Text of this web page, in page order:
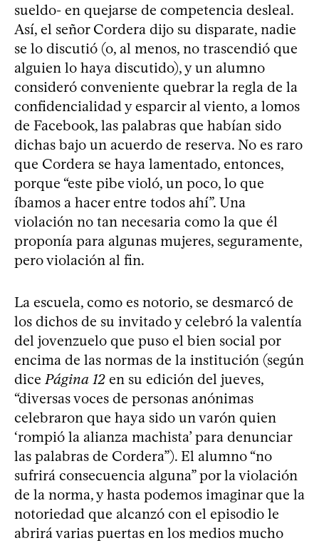
sueldo- en quejarse de competencia desleal.
Así, el señor Cordera dijo su disparate, nadie
se lo discutió (o, al menos, no trascendió que
alguien lo haya discutido), y un alumno
consideró conveniente quebrar la regla de la
confidencialidad y esparcir al viento, a lomos
de Facebook, las palabras que habían sido
dichas bajo un acuerdo de reserva. No es raro
que Cordera se haya lamentado, entonces,
porque “este pibe violó, un poco, lo que
íbamos a hacer entre todos ahí”. Una
violación no tan necesaria como la que él
proponía para algunas mujeres, seguramente,
pero violación al fin.
La escuela, como es notorio, se desmarcó de
los dichos de su invitado y celebró la valentía
del jovenzuelo que puso el bien social por
encima de las normas de la institución (según
dicePágina 12 en su edición del jueves,
“diversas voces de personas anónimas
celebraron que haya sido un varón quien
‘rompió la alianza machista’ para denunciar
las palabras de Cordera”). El alumno “no
sufrirá consecuencia alguna” por la violación
de la norma, y hasta podemos imaginar que la
notoriedad que alcanzó con el episodio le
abrirá varias puertas en los medios mucho